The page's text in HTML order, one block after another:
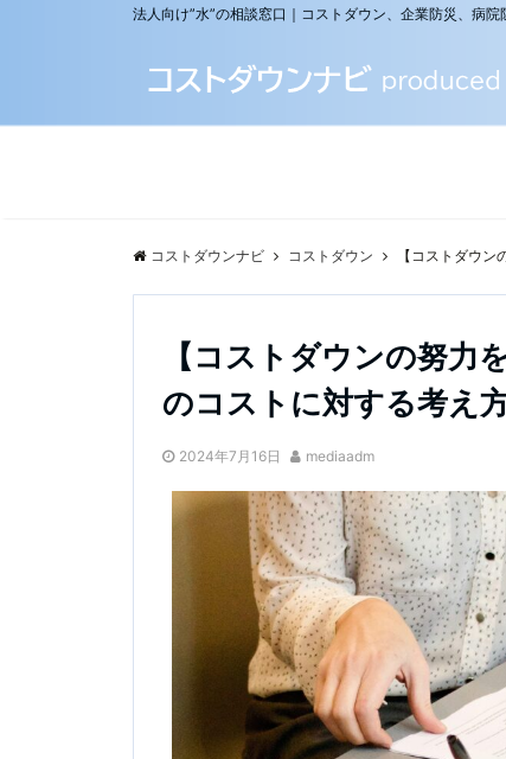
法人向け”水”の相談窓口｜コストダウン、企業防災、病
コストダウンナビ コストダウン 【コストダウ
【コストダウンの努力
のコストに対する考え
2024年7月16日 mediaadm